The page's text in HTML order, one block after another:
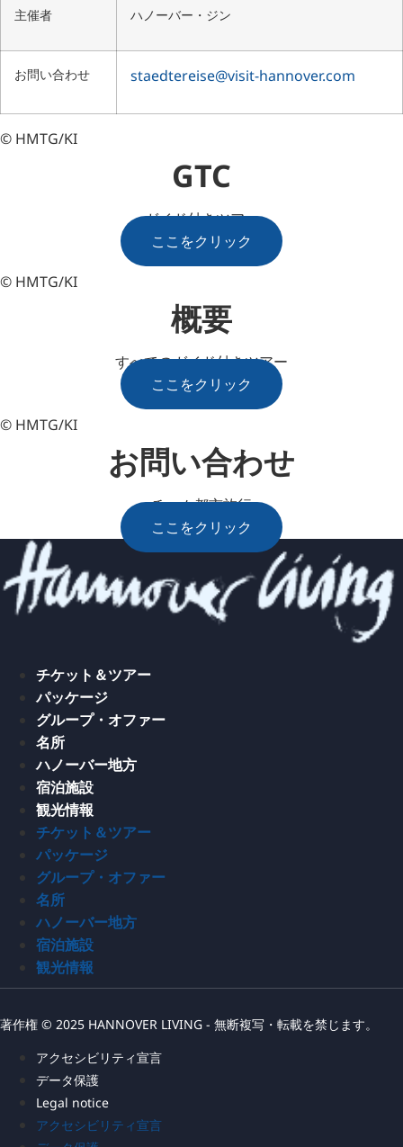
主催者 ハノーバー・ジン
お問い合わせ staedtereise@visit-hannover.com
© HMTG/KI
GTC
ガイド付きツアー
ここをクリック
© HMTG/KI
概要
すべてのガイド付きツアー
ここをクリック
© HMTG/KI
お問い合わせ
チーム都市旅行
ここをクリック
チケット＆ツアー
パッケージ
グループ・オファー
名所
ハノーバー地方
宿泊施設
観光情報
チケット＆ツアー
パッケージ
グループ・オファー
名所
ハノーバー地方
宿泊施設
観光情報
著作権 © 2025 HANNOVER LIVING - 無断複写・転載を禁じます。
アクセシビリティ宣言
データ保護
Legal notice
アクセシビリティ宣言